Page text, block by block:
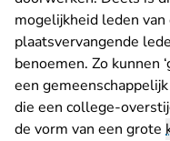
mogelijkheid leden
plaatsvervangende
benoemen. Zo kunnen
een
die een college-
de vorm van een grote